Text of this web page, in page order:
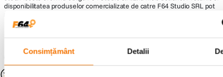
Consimțământ Detalii
disponibilitatea produselor comercializate de catre F64 Studio SRL pot
suferi modificari ulterioare, acest lucru fiind influentat de factori externi
precum politica de preturi a distribuitorilor sau disponibilitatea
produselor pe stocul acestora. De asemenea, F64 Studio S.R.L. isi
rezerva dreptul de a corecta eventuale omisiuni sau erori in afisare care
pot surveni in urma unor greseli de dactilografiere, lipsa de acuratete
sau erori ale produselor software, fara a anunta in prealabil.